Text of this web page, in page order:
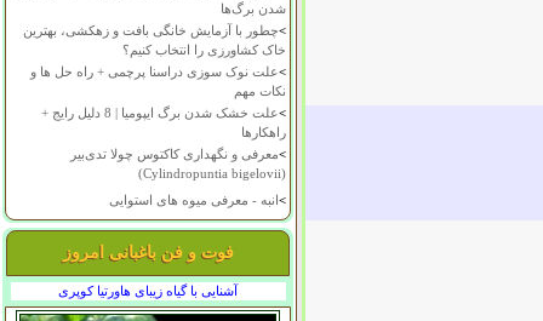
شدن برگ‌ها
>چطور با آزمایش خانگی بافت و زهکشی، بهترین
خاک کشاورزی را انتخاب کنیم؟
>علت نوک سوزی دراسنا پرچمی + راه حل ها و
نکات مهم
>
علت خشک شدن برگ ایپومیا | 8 دلیل رایج +
راهکارها
>معرفی و نگهداری کاکتوس چولا تدی‌بیر
(Cylindropuntia bigelovii)
>انبه - معرفی میوه های استوایی
فوت و فن باغبانی امروز
آشنایی با گیاه زیبای هاورتیا کوپری